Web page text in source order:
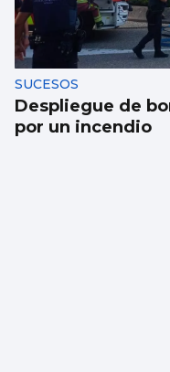
SUCESOS
Despliegue de
por un incendio